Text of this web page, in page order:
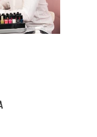
Лак под кутикулу